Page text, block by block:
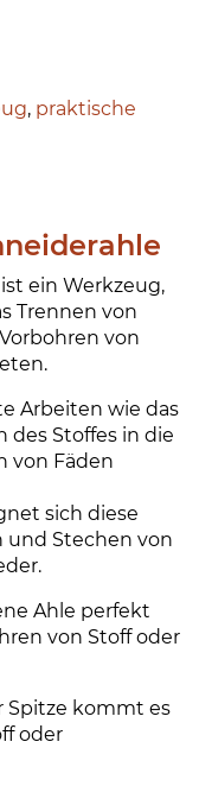
, praktische
ein Werkzeug,
Trennen von
von
Arbeiten wie das
des Stoffes in die
von Fäden
sich diese
und Stechen von
Ahle perfekt
von Stoff oder
Spitze kommt es
oder